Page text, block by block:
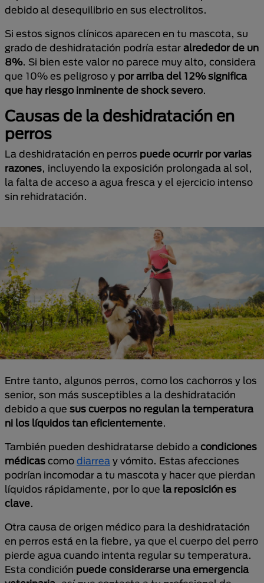
debido al desequilibrio en sus electrolitos.
Si estos signos clínicos aparecen en tu mascota, su
grado de deshidratación podría estar alrededor de un
8%. Si bien este valor no parece muy alto, considera
que 10% es peligroso y por arriba del 12% significa
que hay riesgo inminente de shock severo.
Causas de la deshidratación en
perros
La deshidratación en perros puede ocurrir por varias
razones, incluyendo la exposición prolongada al sol,
la falta de acceso a agua fresca y el ejercicio intenso
sin rehidratación.
Entre tanto, algunos perros, como los cachorros y los
senior, son más susceptibles a la deshidratación
debido a que sus cuerpos no regulan la temperatura
ni los líquidos tan eficientemente.
También pueden deshidratarse debido a condiciones
médicas como diarrea y vómito. Estas afecciones
podrían incomodar a tu mascota y hacer que pierdan
líquidos rápidamente, por lo que la reposición es
clave.
Otra causa de origen médico para la deshidratación
en perros está en la fiebre, ya que el cuerpo del perro
pierde agua cuando intenta regular su temperatura.
Esta condición puede considerarse una emergencia